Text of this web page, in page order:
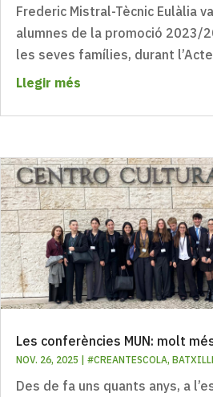
Frederic Mistral-Tècnic Eulàlia
alumnes de la promoció 2023/
les seves famílies, durant
Llegir més
Les conferències MUN: molt
NOV. 26, 2025 #CREANTESCOLA,
Des de fa uns quants anys, a